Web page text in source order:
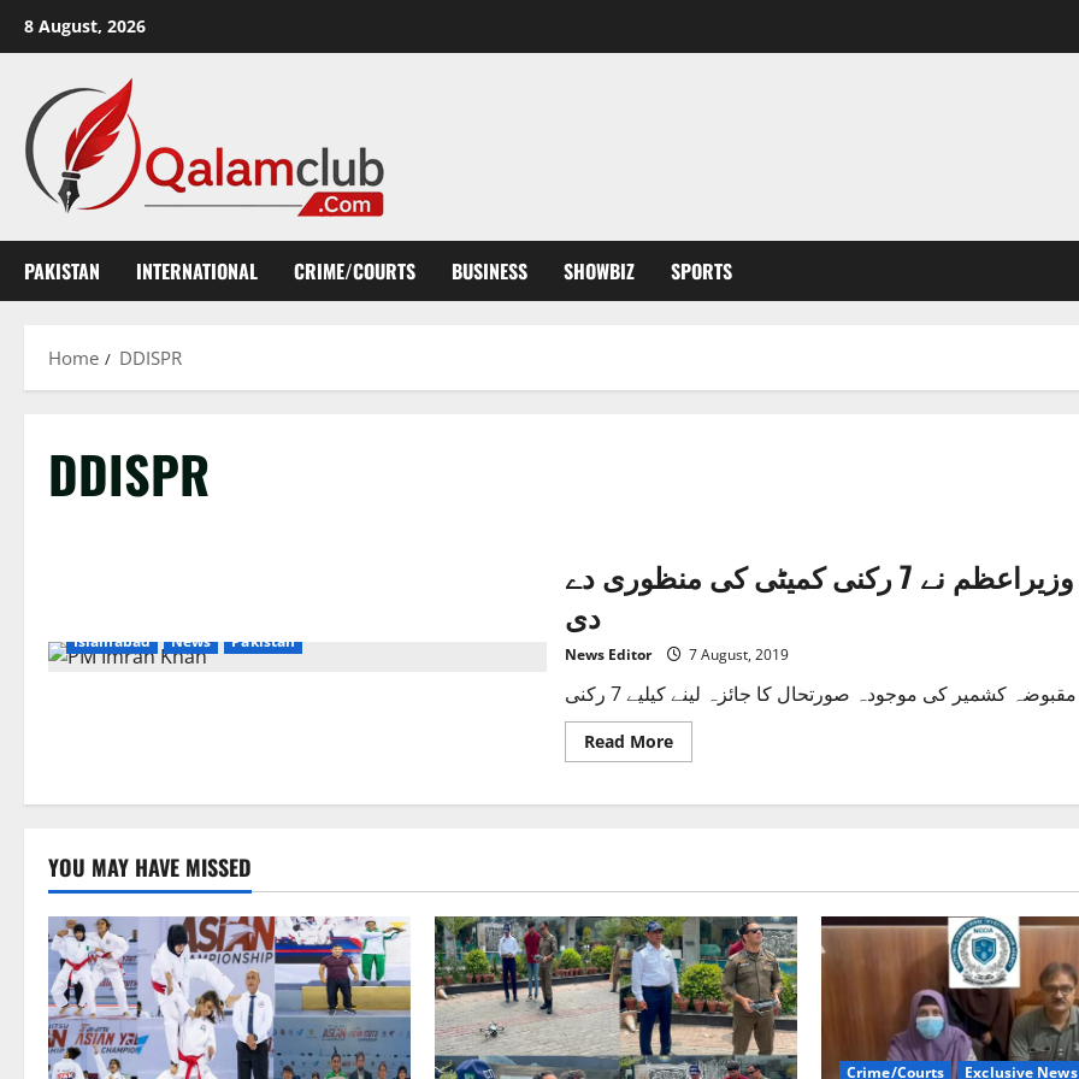
8 August, 2026
PAKISTAN INTERNATIONAL CRIME/COURTS BUSINESS SHOWBIZ SPORTS
Home DDISPR
DDISPR
Islamabad News Pakistan
مقبوضہ کشمیر کی صورتحال سے متعلق وزیراعظم نے 7 رکنی کمیٹی کی منظوری دے
دی
News Editor 7 August, 2019
Read MoreRead
more
کشمیر
وزیراعظم
7
رکنی
کمیٹی
کی
منظوری
دے
دی
YOU MAY HAVE MISSED
Crime/Courts Exclusive News